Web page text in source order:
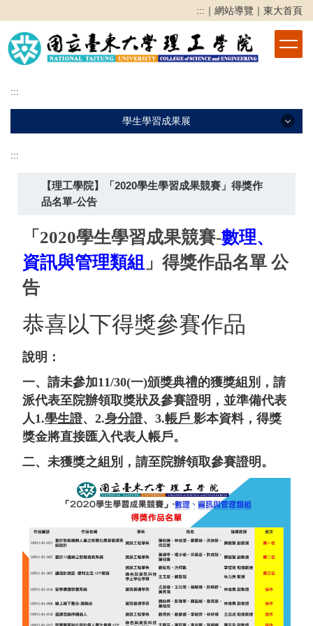
到
主
要
區
::: ｜ 網站導覽 ｜ 東大首頁
:::
學生學習成果展
2025學生學習成果展
2023學生學習成果展
2022學生學習成果競賽
2021學生學習成果競賽
2020學生學習成果競賽
2017學生學習成果競賽
2016學生學習成果競賽
2015學生學習成果競賽
:::
【理工學院】「2020學生學習成果競賽」得獎作
品名單-公告
「 2020學生學習成果競賽-數理、
資訊與管理類組 」得獎作品名單 公
告
恭喜以下得獎參賽作品
說明：
一、請未參加11/30(一)頒獎典禮的獲獎組別，請
派代表至院辦領取獎狀及參賽證明，並準備代表
人1.學生證、2.身分證、3.帳戶 影本資料，得獎
獎金將直接匯入代表人帳戶。
二、未獲獎之組別，請至院辦領取參賽證明。